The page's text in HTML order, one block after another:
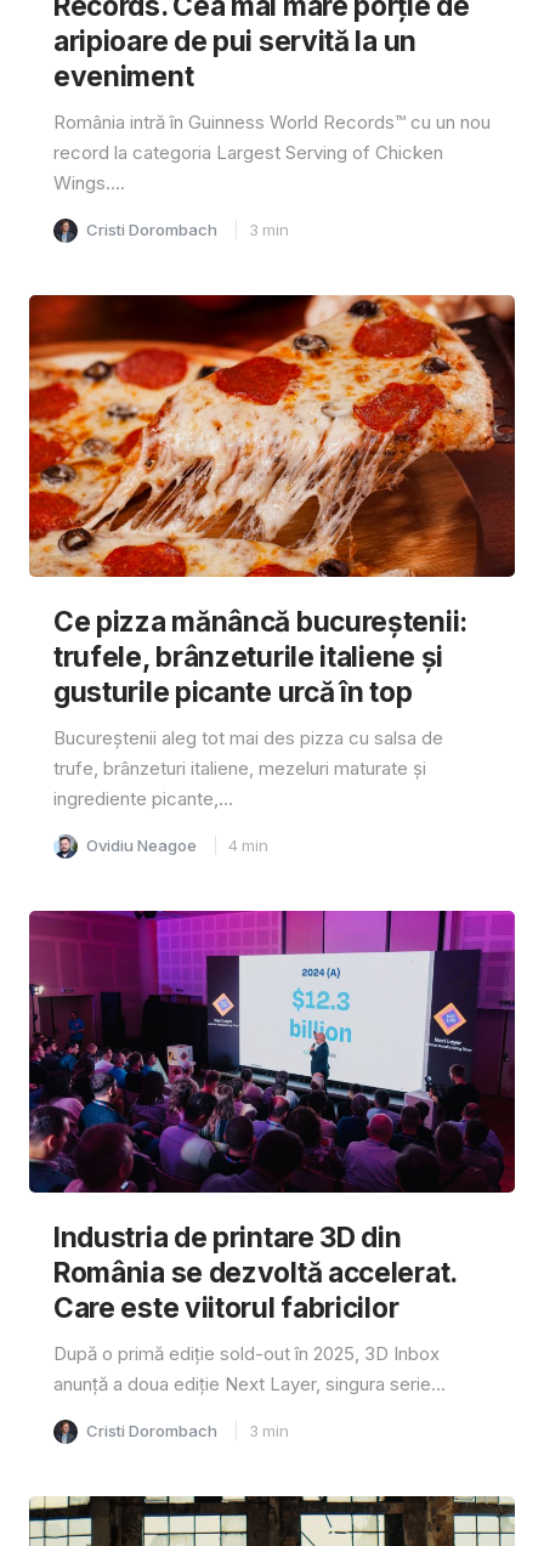
aripioare de pui servită la un
eveniment
România intră în Guinness World Records™️ cu un nou
record la categoria Largest Serving of Chicken
Wings....
Cristi Dorombach 3 min
Ce pizza mănâncă bucureștenii:
trufele, brânzeturile italiene și
gusturile picante urcă în top
Bucureștenii aleg tot mai des pizza cu salsa de
trufe, brânzeturi italiene, mezeluri maturate și
ingrediente picante,...
Ovidiu Neagoe 4 min
Industria de printare 3D din
România se dezvoltă accelerat.
Care este viitorul fabricilor
După o primă ediție sold-out în 2025, 3D Inbox
anunță a doua ediție Next Layer, singura serie...
Cristi Dorombach 3 min